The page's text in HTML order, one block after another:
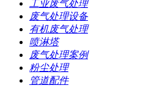
工业废气处理
废气处理设备
有机废气处理
喷淋塔
废气处理案例
粉尘处理
管道配件